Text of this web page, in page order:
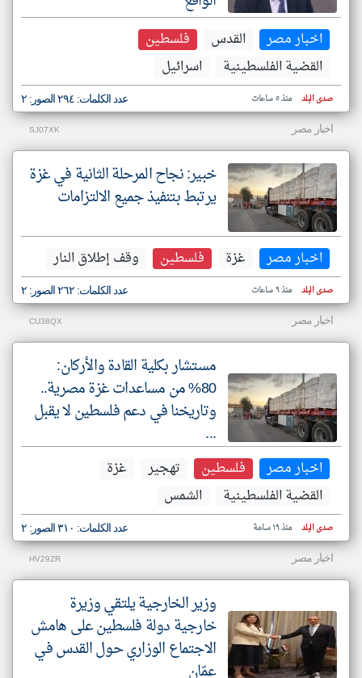
اخبار مصر القدس
فلسطين
القضية الفلسطينية
اسرائيل
صدى البلد منذ ٥ ساعات عدد الكلمات: ٢٩٤ الصور: ٢
اخبار مصر SJ07XK
خبير: نجاح المرحلة الثانية في غزة
يرتبط بتنفيذ جميع الالتزامات
اخبار مصر غزة فلسطين وقف إطلاق النار
صدى البلد منذ ٩ ساعات عدد الكلمات: ٢٦٢ الصور: ٢
اخبار مصر CU38QX
مستشار بكلية القادة والأركان:
80% من مساعدات غزة مصرية..
وتاريخنا في دعم فلسطين لا يقبل
...
اخبار مصر فلسطين تهجير
غزة
القضية الفلسطينية
الشمس
صدى البلد منذ ١٩ ساعة عدد الكلمات: ٣١٠ الصور: ٢
اخبار مصر HV29ZR
وزير الخارجية يلتقي وزيرة
خارجية دولة فلسطين على هامش
الاجتماع الوزاري حول القدس في
عمّان